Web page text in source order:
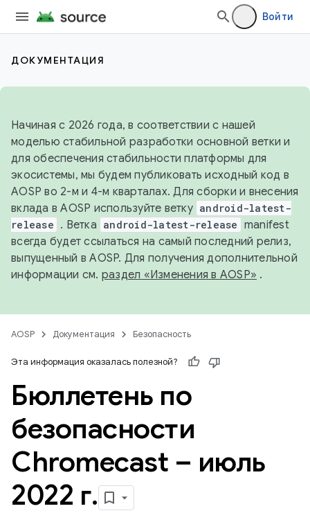
Войти
ДОКУМЕНТАЦИЯ
Начиная с 2026 года, в соответствии с нашей
моделью стабильной разработки основной ветки и
для обеспечения стабильности платформы для
экосистемы, мы будем публиковать исходный код в
AOSP во 2-м и 4-м кварталах. Для сборки и внесения
вклада в AOSP используйте ветку android-latest-
release . Ветка android-latest-release manifest
всегда будет ссылаться на самый последний релиз,
выпущенный в AOSP. Для получения дополнительной
информации см. раздел «Изменения в AOSP» .
AOSP Документация Безопасность
Эта информация оказалась полезной?
Бюллетень по
безопасности
Chromecast – июль
2022 г.